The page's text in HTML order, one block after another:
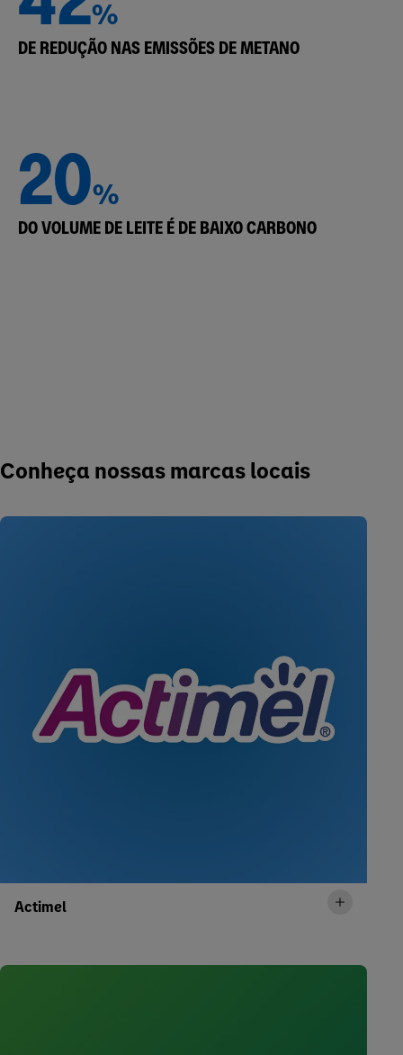
%
DE REDUÇÃO NAS EMISSÕES DE METANO
20%
DO VOLUME DE LEITE É DE BAIXO CARBONO
Conheça nossas marcas locais
Actimel